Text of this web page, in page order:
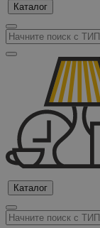
Каталог
Каталог